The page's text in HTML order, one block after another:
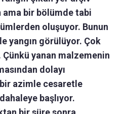
ama bir bölümde tabi
oluşuyor. Bunun
yangın görülüyor. Çok
yanan malzemenin
dolayı
azimle cesaretle
başlıyor.